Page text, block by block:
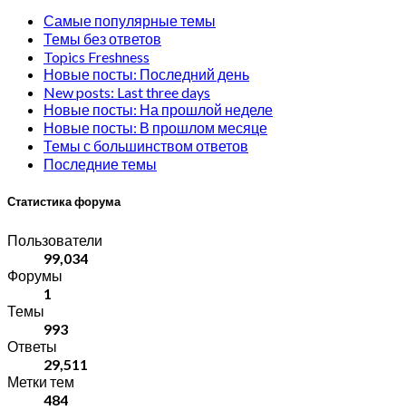
Самые популярные темы
Темы без ответов
Topics Freshness
Новые посты: Последний день
New posts: Last three days
Новые посты: На прошлой неделе
Новые посты: В прошлом месяце
Темы с большинством ответов
Последние темы
Статистика форума
Пользователи
99,034
Форумы
1
Темы
993
Ответы
29,511
Метки тем
484